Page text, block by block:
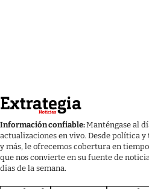
Información confiable:Manténgase al
actualizaciones en vivo. Desde política
y más, le ofrecemos cobertura en
que nos convierte en su fuente de
días de la semana.